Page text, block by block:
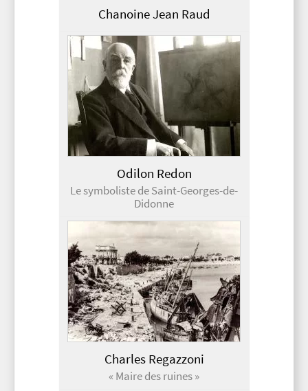
Chanoine Jean Raud
Odilon Redon
Le symboliste de Saint-Georges-de-
Didonne
Charles Regazzoni
« Maire des ruines »